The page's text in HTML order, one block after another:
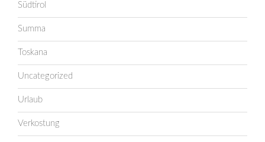
Südtirol
Summa
Toskana
Uncategorized
Urlaub
Verkostung